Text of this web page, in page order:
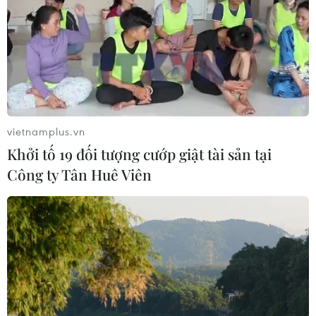
TIN CÙNG CHUYÊN MỤC
vietnamplus.vn
Khởi tố 19 đối tượng cướp giật tài sản tại
Công ty Tân Huê Viên